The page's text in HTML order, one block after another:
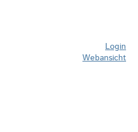
Login
Webansicht